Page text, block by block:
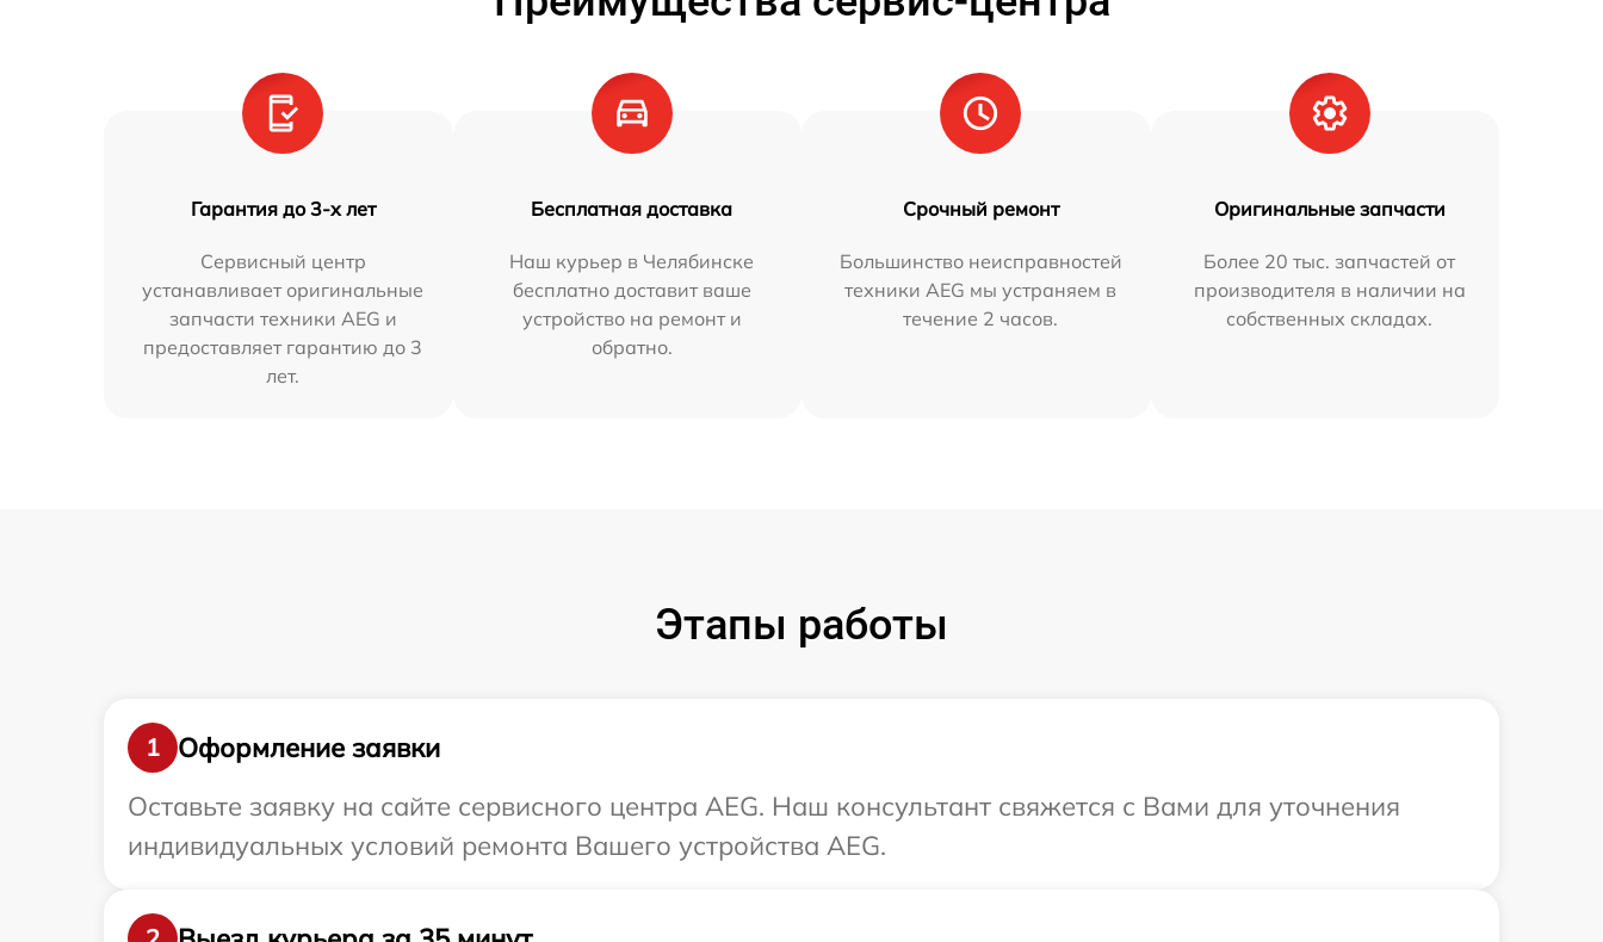
Гарантия до 3-х лет
Сервисный центр
устанавливает оригинальные
запчасти техники AEG и
предоставляет гарантию до 3
лет.
Бесплатная доставка
Наш курьер в Челябинске
бесплатно доставит ваше
устройство на ремонт и
обратно.
Срочный ремонт
Большинство неисправностей
техники AEG мы устраняем в
течение 2 часов.
Оригинальные запчасти
Более 20 тыс. запчастей от
производителя в наличии на
собственных складах.
Этапы работы
1
Оформление заявки
Оставьте заявку на сайте сервисного центра AEG. Наш консультант свяжется с Вами для уточнения
индивидуальных условий ремонта Вашего устройства AEG.